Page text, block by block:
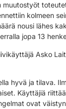
muutostyöt
kolmeen
nousi lähes
jopa 13
Asko
hyvä ja tilava.
Käyttäjiä
ovat